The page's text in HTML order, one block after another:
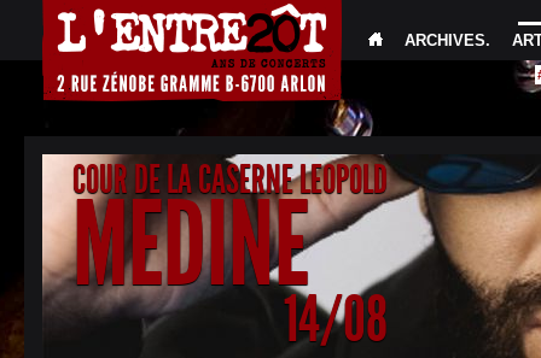
ARCHIVES.
COUR DE LA CASERNE LEOPOLD
MEDINE
14/08